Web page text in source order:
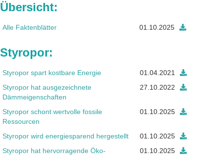
Übersicht:
Alle Faktenblätter 01.10.2025
Styropor:
Styropor spart kostbare Energie
01.04.2021
Styropor hat ausgezeichnete
Dämmeigenschaften
27.10.2022
Styropor schont wertvolle fossile
Ressourcen
01.10.2025
Styropor wird energiesparend hergestellt
01.10.2025
Styropor hat hervorragende Öko-
01.10.2025